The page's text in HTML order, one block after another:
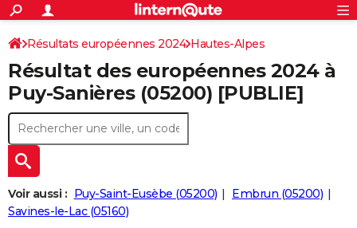
ACTUALITÉS
Politique
Société
Faits Divers
Education
Monde
Villes
+
SPORT
Coupe du monde 2026
Football
Tennis
Cyclisme
Rugby
Forum
Programme TV
TNT
Streaming
Cinéma
Sorties cinéma
Musique
+
FINANCE
Retraite
Impôts
Epargne
Immobilier
Risques naturels par ville
Banque
Assurance
Crédit
AUTO
Essais
Réserver un essai
Citadines
Berlines
SUV
Forum auto
+
HIGH-TECH
Mobiles
Meilleur smartphone
Internet
Ordinateurs
Jeux vidéo
Guide high-tech
+
BRICOLAGE
S'inscrire
Connexion
Résultats européennes 2024 Hautes-Alpes
Résultat des européennes 2024 à
Puy-Sanières (05200) [PUBLIE]
Voir aussi : Puy-Saint-Eusèbe (05200)
Embrun (05200)
Savines-le-Lac (05160)